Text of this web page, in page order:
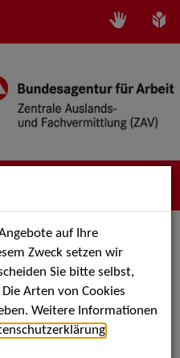
als PDF speichern
Berlin in Alt Berliner
auf Ihre
Zweck setzen wir
Sie bitte selbst,
Arten von Cookies
Weitere Informationen